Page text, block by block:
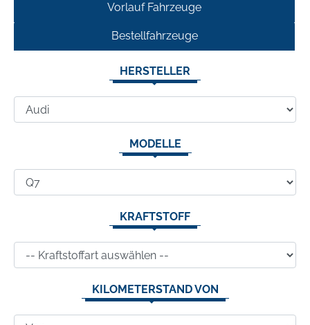
Vorlauf Fahrzeuge
Bestellfahrzeuge
HERSTELLER
MODELLE
KRAFTSTOFF
KILOMETERSTAND VON